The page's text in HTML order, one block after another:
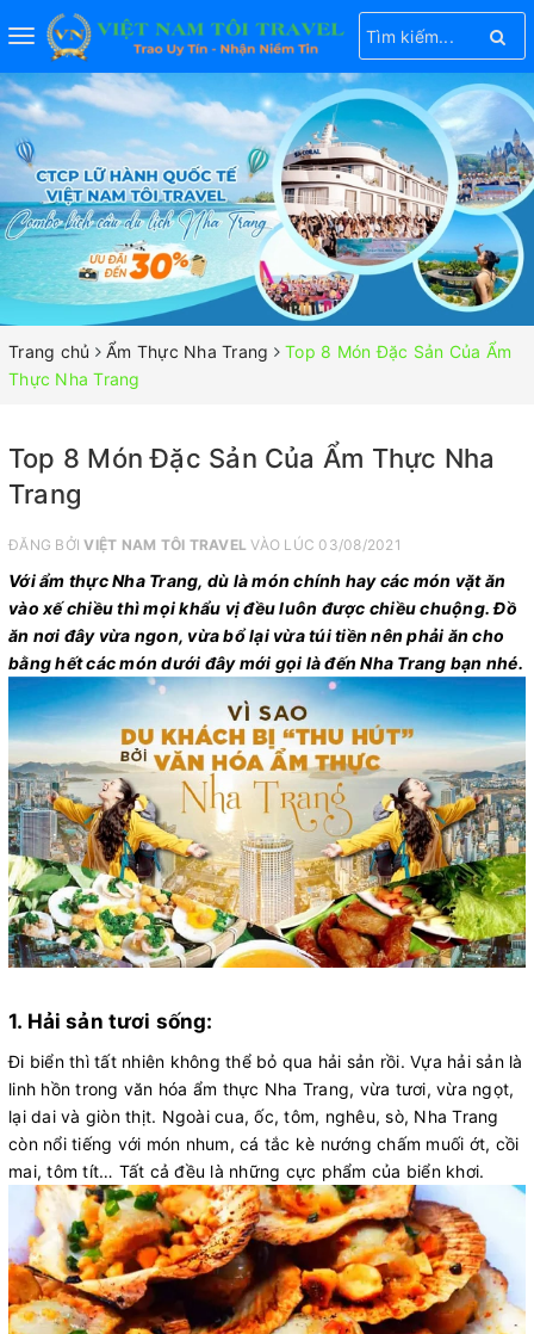
Toggle
navigation
Trang chủ Ẩm Thực Nha Trang
Top 8 Món Đặc Sản Của Ẩm
Thực Nha Trang
Top 8 Món Đặc Sản Của Ẩm Thực Nha
Trang
ĐĂNG BỞIVIỆT NAM TÔI TRAVEL VÀO LÚC 03/08/2021
Với ẩm thực Nha Trang, dù là món chính hay các món vặt ăn
vào xế chiều thì mọi khẩu vị đều luôn được chiều chuộng. Đồ
ăn nơi đây vừa ngon, vừa bổ lại vừa túi tiền nên phải ăn cho
bằng hết các món dưới đây mới gọi là đến Nha Trang bạn nhé.
1. Hải sản tươi sống:
Đi biển thì tất nhiên không thể bỏ qua hải sản rồi. Vựa hải sản là
linh hồn trong văn hóa ẩm thực Nha Trang, vừa tươi, vừa ngọt,
lại dai và giòn thịt. Ngoài cua, ốc, tôm, nghêu, sò, Nha Trang
còn nổi tiếng với món nhum, cá tắc kè nướng chấm muối ớt, cồi
mai, tôm tít… Tất cả đều là những cực phẩm của biển khơi.